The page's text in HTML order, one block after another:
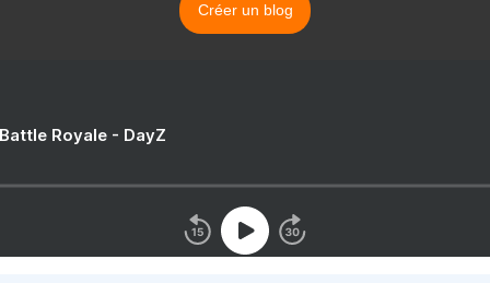
Créer un blog
Royale - DayZ